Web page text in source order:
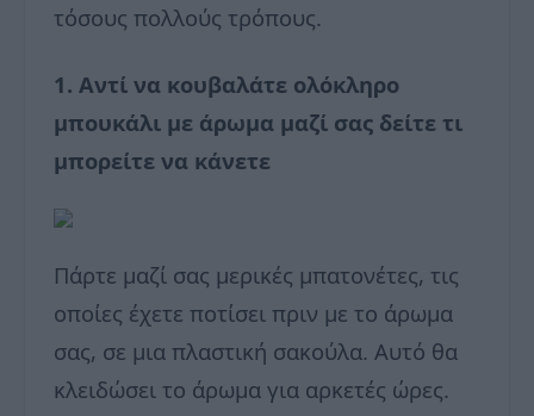
τόσους πολλούς τρόπους.
1. Αντί να κουβαλάτε ολόκληρο
μπουκάλι με άρωμα μαζί σας δείτε τι
μπορείτε να κάνετε
Πάρτε μαζί σας μερικές μπατονέτες, τις
οποίες έχετε ποτίσει πριν με το άρωμα
σας, σε μια πλαστική σακούλα. Αυτό θα
κλειδώσει το άρωμα για αρκετές ώρες.